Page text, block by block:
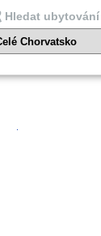
Hledat
Celé